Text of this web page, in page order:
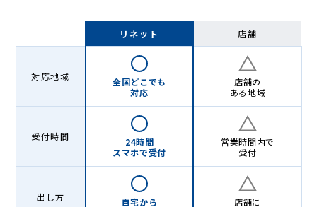
Lenet〈リ
リネット 店舗
対応地域
全国どこでも
対応
店舗の
ある地域
受付時間
24時間
スマホで受付
営業時間内で
受付
出し方
自宅から
店舗に